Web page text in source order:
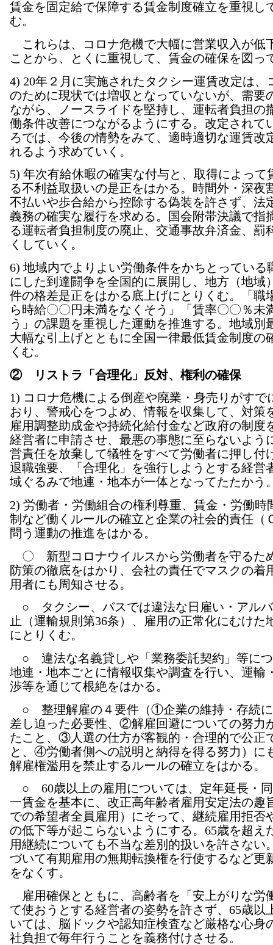
賃金を固定給で保障する賃金制度確立を重視し
む。
これらは、コロナ危機で大幅に営業収入が低
ことから、とくに重視して、賃金の確保を図っ
4) 20年２月に実施されたタクシー運賃改定は、
のために現状では増収となっていないが、需要
ながら、ノースライドを堅持し、運転者負担の
働条件改善につながるようにする。改定されて
ろでは、今後の情勢をみて、適時適切な運賃改
れるよう求めていく。
5) 年次有給休暇の確実な付与と、取得によって
る不利益取扱いの是正をはかる。時間外・深夜
不払いや歩合給から控除する偽装を許さず、法
義務の確実な履行を求める。国会附帯決議で指
る運転者負担制度の廃止、交通事故弁済金、罰
くしていく。
6) 地域内でよりよい労働条件をかちとっている
にした到達闘争を全国的に展開し、地方（地域
件の格差是正をはかる底上げにとりくむ。「職
ら時給〇〇円未満をなくそう」「賃率〇〇％未
う」の課題を重視した運動を推進する。地域別
大幅な引上げとともに全国一律最低賃金制度の
くむ。
② リストラ「合理化」反対、権利の確保
1) コロナ危機による倒産や廃業・身売りがすで
おり、警戒心をつよめ、情報を収集して、対策
雇用調整助成金や持続化給付金など政府の制度
経営者に申請させ、最悪の事態に至らないよう
営責任を放棄して犠牲をすべて労働者に押し付
退職強要、「合理化」を強行しようとする経営
域ぐるみで地連・地本が一体となってたたかう
2) 労働者・労働組合の権利尊重、賃金・労働時
制など働くルールの確立と企業の社会的責任（
問う運動の推進をはかる。
〇 新型コロナウイルスから労働者を守るた
防策の徹底をはかり、会社の責任でマスクの着
用者にも周知させる。
○ タクシー、バスでは違法な日雇い・アル
止（運輸規則第36条）、雇用の正常化にむけた
にとりくむ。
○ 違法な名義貸しや「業務委託契約」等に
地連・地本ごとに情報収集や調査を行い、運輸
渉等を通じて根絶をはかる。
○ 整理解雇の４要件（①企業の維持・存続に
差し迫った必要性、②解雇回避についての努力
たこと、③人選の仕方が客観的・合理的で公正
と、④労働者側への説明と納得を得る努力）に
解雇権濫用を禁止するルールの確立をはかる。
○ 60歳以上の雇用については、定年延長・
一賃金を基本に、改正高年齢者雇用安定法の趣
での希望者全員雇用）にそって、継続雇用拒否
の低下等が起こらないようにする。65歳を超え
用継続についても不当な差別的扱いを許さない
づいて有期雇用の無期転換権を行使するなど更
をなくす。
雇用確保とともに、高齢者を「安上がりな労
て使おうとする経営者の姿勢を許さず、65歳以
いては、脳ドックや認知症検査など厳格な心身
社負担で毎年行うことを義務付けさせる。